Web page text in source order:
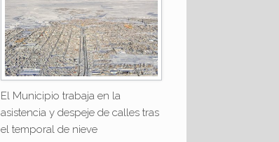
El Municipio trabaja en la
asistencia y despeje de calles tras
el temporal de nieve